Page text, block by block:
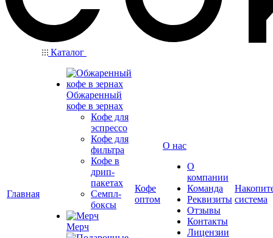
Главная
Каталог
Обжаренный
кофе в зернах
Кофе для
эспрессо
Кофе для
фильтра
Кофе в
дрип-
пакетах
Семпл-
боксы
Мерч
Кофе
оптом
О нас
О
компании
Команда
Реквизиты
Отзывы
Контакты
Лицензии
система